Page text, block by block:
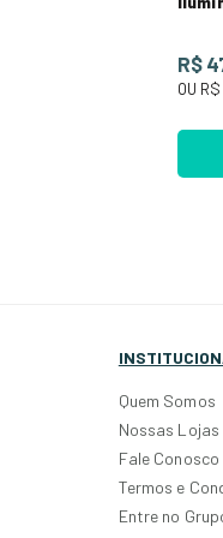
R$
OU
Quem Somos
Nossas Lojas
Fale Conosco
Termos e
Entre no